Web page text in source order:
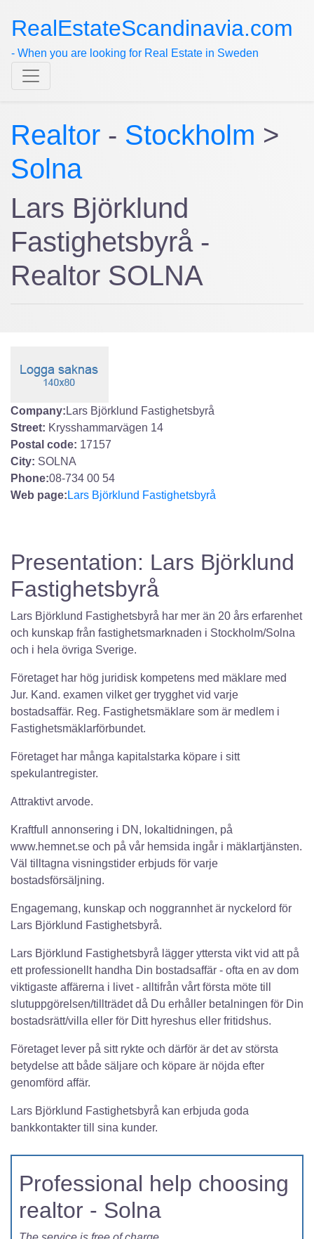
RealEstateScandinavia.com
- When you are looking for Real Estate in Sweden
Realtor - Stockholm >
Solna
Lars Björklund
Fastighetsbyrå -
Realtor SOLNA
Company: Lars Björklund Fastighetsbyrå
Street: Krysshammarvägen 14
Postal code: 17157
City: SOLNA
Phone:08-734 00 54
Web page: Lars Björklund Fastighetsbyrå
Presentation: Lars Björklund
Fastighetsbyrå
Lars Björklund Fastighetsbyrå har mer än 20 års erfarenhet
och kunskap från fastighetsmarknaden i Stockholm/Solna
och i hela övriga Sverige.
Företaget har hög juridisk kompetens med mäklare med
Jur. Kand. examen vilket ger trygghet vid varje
bostadsaffär. Reg. Fastighetsmäklare som är medlem i
Fastighetsmäklarförbundet.
Företaget har många kapitalstarka köpare i sitt
spekulantregister.
Attraktivt arvode.
Kraftfull annonsering i DN, lokaltidningen, på
www.hemnet.se och på vår hemsida ingår i mäklartjänsten.
Väl tilltagna visningstider erbjuds för varje
bostadsförsäljning.
Engagemang, kunskap och noggrannhet är nyckelord för
Lars Björklund Fastighetsbyrå.
Lars Björklund Fastighetsbyrå lägger yttersta vikt vid att på
ett professionellt handha Din bostadsaffär - ofta en av dom
viktigaste affärerna i livet - alltifrån vårt första möte till
slutuppgörelsen/tillträdet då Du erhåller betalningen för Din
bostadsrätt/villa eller för Ditt hyreshus eller fritidshus.
Företaget lever på sitt rykte och därför är det av största
betydelse att både säljare och köpare är nöjda efter
genomförd affär.
Lars Björklund Fastighetsbyrå kan erbjuda goda
bankkontakter till sina kunder.
Professional help choosing
realtor - Solna